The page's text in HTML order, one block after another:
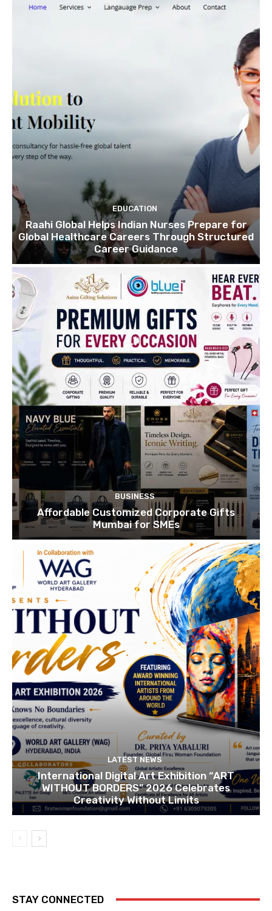
EDUCATION
Raahi Global Helps Indian Nurses Prepare for
Global Healthcare Careers Through Structured
Career Guidance
BUSINESS
Affordable Customized Corporate Gifts
Mumbai for SMEs
LATEST NEWS
International Digital Art Exhibition “ART
WITHOUT BORDERS” 2026 Celebrates
Creativity Without Limits
STAY CONNECTED